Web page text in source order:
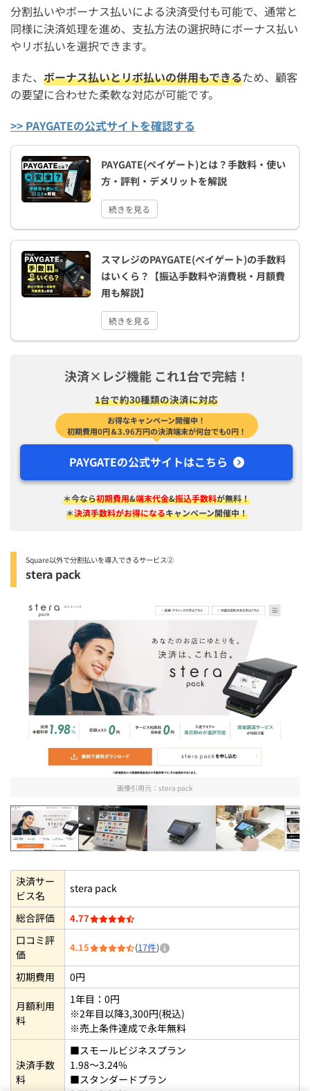
分割払いやボーナス払いによる決済受付も可能で、通常と
同様に決済処理を進め、支払方法の選択時にボーナス払い
やリボ払いを選択できます。
また、 ボーナス払いとリボ払いの併用もできるため、顧客
の要望に合わせた柔軟な対応が可能です。
>> PAYGATEの公式サイトを確認する
PAYGATE(ペイゲート)とは？手数料・使い
方・評判・デメリットを解説
続きを見る
スマレジのPAYGATE(ペイゲート)の手数料
はいくら？【振込手数料や消費税・月額費
用も解説】
続きを見る
決済×レジ機能 これ1台で完結！
1台で約30種類の決済に対応
お得なキャンペーン開催中！
初期費用0円＆3.96万円の決済端末が何台でも0円！
PAYGATEの公式サイトはこちら
＊今なら初期費用&端末代金&振込手数料が無料！
＊決済手数料がお得になるキャンペーン開催中！
Square以外で分割払いを導入できるサービス②
stera pack
画像引用元： stera pack
決済サー
ビス名
stera pack
総合評価 4.77
口コミ評
価
4.15 (17件)
初期費用 0円
月額利用
料
1年目：0円
※2年目以降3,300円(税込)
※売上条件達成で永年無料
決済手数
料
■スモールビジネスプラン
1.98～3.24%
■スタンダードプラン